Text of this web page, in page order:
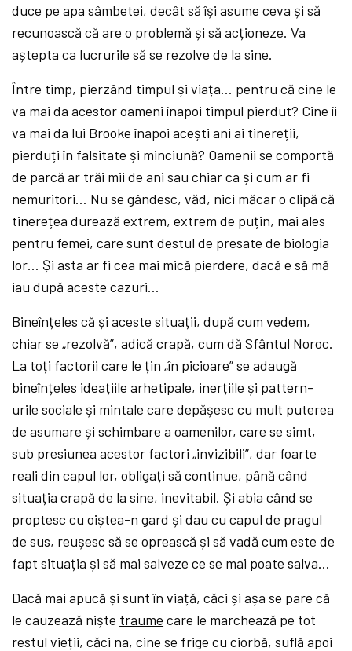
duce pe apa sâmbetei, decât să își asume ceva și să
recunoască că are o problemă și să acționeze. Va
aștepta ca lucrurile să se rezolve de la sine.
Între timp, pierzând timpul și viața… pentru că cine le
va mai da acestor oameni înapoi timpul pierdut? Cine îi
va mai da lui Brooke înapoi acești ani ai tinereții,
pierduți în falsitate și minciună? Oamenii se comportă
de parcă ar trăi mii de ani sau chiar ca și cum ar fi
nemuritori… Nu se gândesc, văd, nici măcar o clipă că
tinerețea durează extrem, extrem de puțin, mai ales
pentru femei, care sunt destul de presate de biologia
lor… Și asta ar fi cea mai mică pierdere, dacă e să mă
iau după aceste cazuri…
Bineînțeles că și aceste situații, după cum vedem,
chiar se „rezolvă”, adică crapă, cum dă Sfântul Noroc.
La toți factorii care le țin „în picioare” se adaugă
bineînțeles ideațiile arhetipale, inerțiile și pattern-
urile sociale și mintale care depășesc cu mult puterea
de asumare și schimbare a oamenilor, care se simt,
sub presiunea acestor factori „invizibili”, dar foarte
reali din capul lor, obligați să continue, până când
situația crapă de la sine, inevitabil. Și abia când se
proptesc cu oiștea-n gard și dau cu capul de pragul
de sus, reușesc să se oprească și să vadă cum este de
fapt situația și să mai salveze ce se mai poate salva…
Dacă mai apucă și sunt în viață, căci și așa se pare că
le cauzează niște traume care le marchează pe tot
restul vieții, căci na, cine se frige cu ciorbă, suflă apoi